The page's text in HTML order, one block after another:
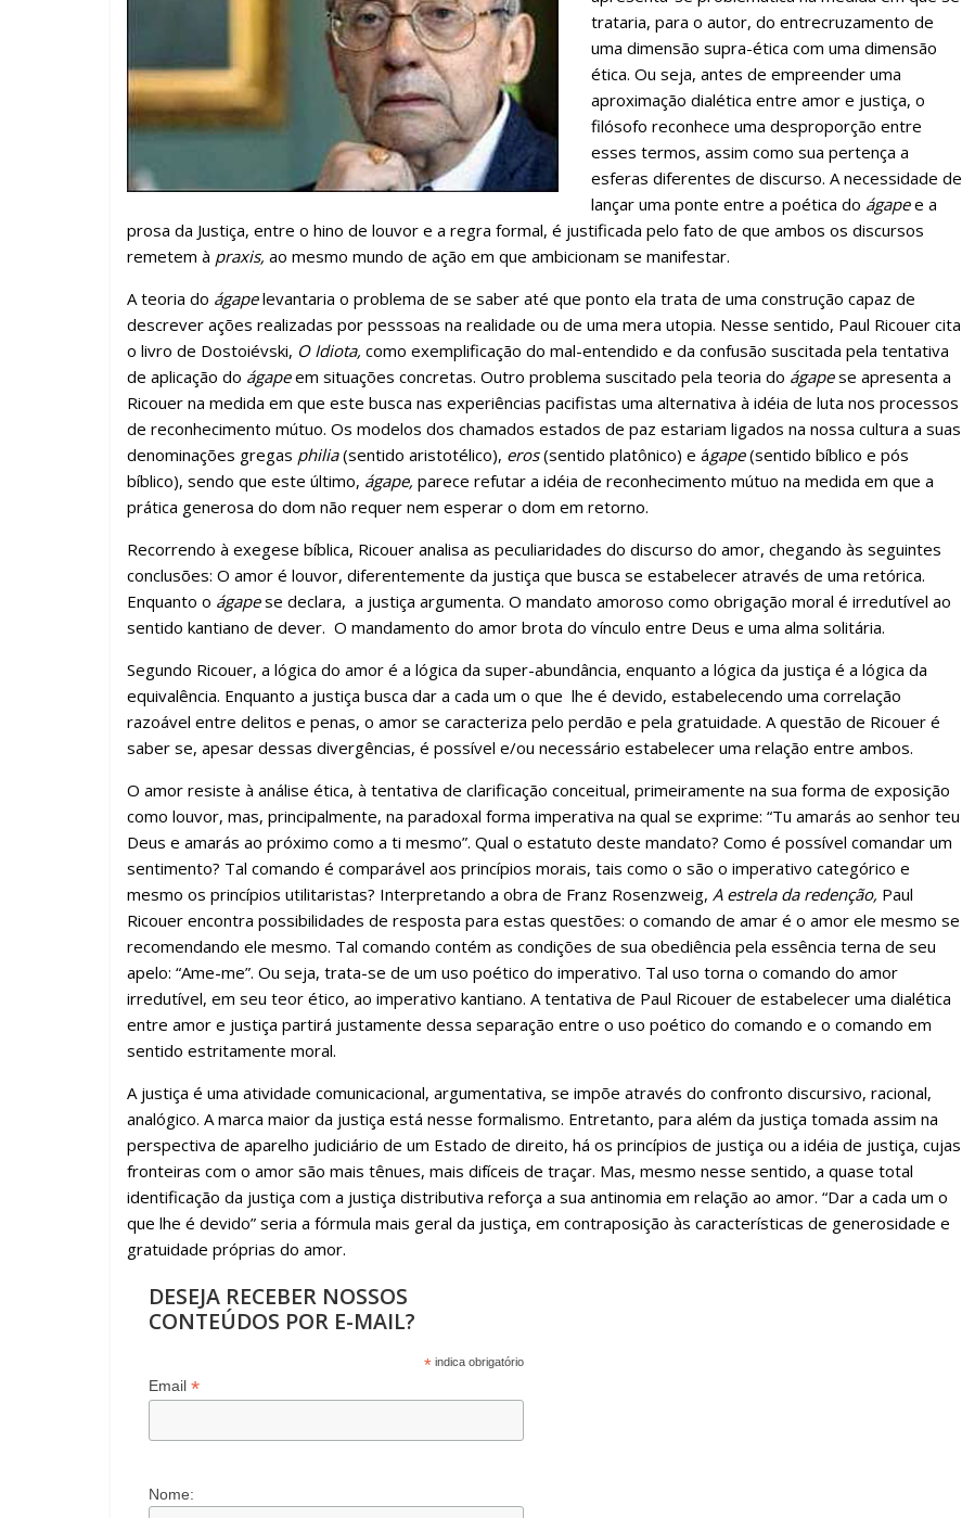
h
ar
trataria, para o autor, do entrecruzamento de
uma dimensão supra-ética com uma dimensão
ética. Ou seja, antes de empreender uma
aproximação dialética entre amor e justiça, o
filósofo reconhece uma desproporção entre
esses termos, assim como sua pertença a
esferas diferentes de discurso. A necessidade de
lançar uma ponte entre a poética do ágapee a
prosa da Justiça, entre o hino de louvor e a regra formal, é justificada pelo fato de que ambos os discursos
remetem à praxis, ao mesmo mundo de ação em que ambicionam se manifestar.
A teoria do ágapelevantaria o problema de se saber até que ponto ela trata de uma construção capaz de
descrever ações realizadas por pesssoas na realidade ou de uma mera utopia. Nesse sentido, Paul Ricouer cita
o livro de Dostoiévski, O Idiota, como exemplificação do mal-entendido e da confusão suscitada pela tentativa
de aplicação do ágapeem situações concretas. Outro problema suscitado pela teoria do ágapese apresenta a
Ricouer na medida em que este busca nas experiências pacifistas uma alternativa à idéia de luta nos processos
de reconhecimento mútuo. Os modelos dos chamados estados de paz estariam ligados na nossa cultura a suas
denominações gregas philia(sentido aristotélico), eros(sentido platônico) e ágape(sentido bíblico e pós
bíblico), sendo que este último, ágape, parece refutar a idéia de reconhecimento mútuo na medida em que a
prática generosa do dom não requer nem esperar o dom em retorno.
Recorrendo à exegese bíblica, Ricouer analisa as peculiaridades do discurso do amor, chegando às seguintes
conclusões: O amor é louvor, diferentemente da justiça que busca se estabelecer através de uma retórica.
Enquanto o ágapese declara, a justiça argumenta. O mandato amoroso como obrigação moral é irredutível ao
sentido kantiano de dever. O mandamento do amor brota do vínculo entre Deus e uma alma solitária.
Segundo Ricouer, a lógica do amor é a lógica da super-abundância, enquanto a lógica da justiça é a lógica da
equivalência. Enquanto a justiça busca dar a cada um o que lhe é devido, estabelecendo uma correlação
razoável entre delitos e penas, o amor se caracteriza pelo perdão e pela gratuidade. A questão de Ricouer é
saber se, apesar dessas divergências, é possível e/ou necessário estabelecer uma relação entre ambos.
O amor resiste à análise ética, à tentativa de clarificação conceitual, primeiramente na sua forma de exposição
como louvor, mas, principalmente, na paradoxal forma imperativa na qual se exprime: “Tu amarás ao senhor teu
Deus e amarás ao próximo como a ti mesmo”. Qual o estatuto deste mandato? Como é possível comandar um
sentimento? Tal comando é comparável aos princípios morais, tais como o são o imperativo categórico e
mesmo os princípios utilitaristas? Interpretando a obra de Franz Rosenzweig, A estrela da redenção, Paul
Ricouer encontra possibilidades de resposta para estas questões: o comando de amar é o amor ele mesmo se
recomendando ele mesmo. Tal comando contém as condições de sua obediência pela essência terna de seu
apelo: “Ame-me”. Ou seja, trata-se de um uso poético do imperativo. Tal uso torna o comando do amor
irredutível, em seu teor ético, ao imperativo kantiano. A tentativa de Paul Ricouer de estabelecer uma dialética
entre amor e justiça partirá justamente dessa separação entre o uso poético do comando e o comando em
sentido estritamente moral.
A justiça é uma atividade comunicacional, argumentativa, se impõe através do confronto discursivo, racional,
analógico. A marca maior da justiça está nesse formalismo. Entretanto, para além da justiça tomada assim na
perspectiva de aparelho judiciário de um Estado de direito, há os princípios de justiça ou a idéia de justiça, cujas
fronteiras com o amor são mais tênues, mais difíceis de traçar. Mas, mesmo nesse sentido, a quase total
identificação da justiça com a justiça distributiva reforça a sua antinomia em relação ao amor. “Dar a cada um o
que lhe é devido” seria a fórmula mais geral da justiça, em contraposição às características de generosidade e
gratuidade próprias do amor.
DESEJA RECEBER NOSSOS
CONTEÚDOS POR E-MAIL?
*indica obrigatório
Email *
Nome: